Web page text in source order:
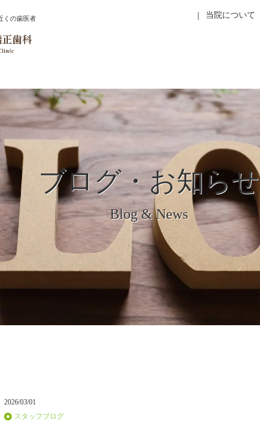
くの歯医者 当院について
ブログ・お知らせ
Blog & News
2026/03/01
スタッフブログ